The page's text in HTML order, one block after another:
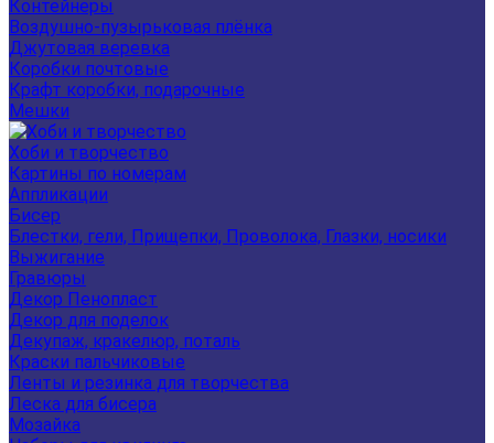
Контейнеры
Воздушно-пузырьковая плёнка
Джутовая веревка
Коробки почтовые
Крафт коробки, подарочные
Мешки
Хоби и творчество
Картины по номерам
Аппликации
Бисер
Блестки, гели, Прищепки, Проволока, Глазки, носики
Выжигание
Гравюры
Декор Пенопласт
Декор для поделок
Декупаж, кракелюр, поталь
Краски пальчиковые
Ленты и резинка для творчества
Леска для бисера
Мозайка